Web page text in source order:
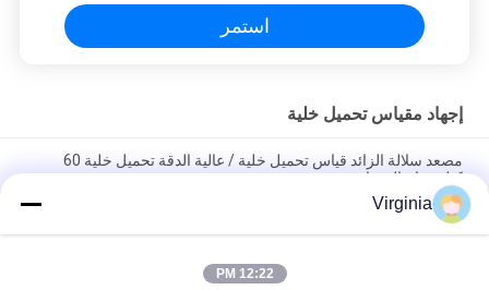
استمر
إجهاد مقياس تحميل خلية
مصعد سلالة الزائد قياس تحميل خلية / عالية الدقة تحميل خلية 60
كيلوجرام القدرات
سبيكة تحميل الصلب سلالة خلية تحميل لمقاييس رافعة التناظرية الناتج
5KG 10KG
Virginia
12:22 PM